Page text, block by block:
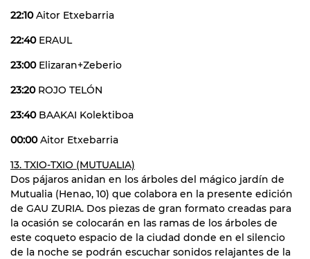
22:10Aitor Etxebarria
22:40ERAUL
23:00Elizaran+Zeberio
23:20ROJO TELÓN
23:40BAAKAI Kolektiboa
00:00Aitor Etxebarria
13. TXIO-TXIO (MUTUALIA)
Dos pájaros anidan en los árboles del mágico jardín de
Mutualia (Henao, 10) que colabora en la presente edición
de GAU ZURIA. Dos piezas de gran formato creadas para
la ocasión se colocarán en las ramas de los árboles de
este coqueto espacio de la ciudad donde en el silencio
de la noche se podrán escuchar sonidos relajantes de la